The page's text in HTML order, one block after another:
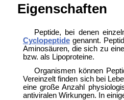
Eigenschaften
Peptide, bei denen
Cyclopeptidegenannt.
Aminosäuren, die sich zu
bzw. als Lipoproteine.
Organismen können
Vereinzelt finden sich bei
eine große Anzahl
antiviralen Wirkungen. In